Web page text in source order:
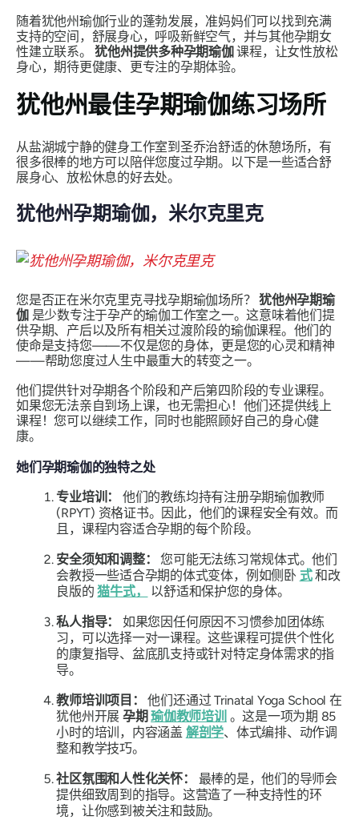
随着犹他州瑜伽行业的蓬勃发展，准妈妈们可以找到充满
支持的空间，舒展身心，呼吸新鲜空气，并与其他孕期女
性建立联系。犹他州提供多种孕期瑜伽课程，让女性放松
身心，期待更健康、更专注的孕期体验。
犹他州最佳孕期瑜伽练习场所
从盐湖城宁静的健身工作室到圣乔治舒适的休憩场所，有
很多很棒的地方可以陪伴您度过孕期。以下是一些适合舒
展身心、放松休息的好去处。
犹他州孕期瑜伽，米尔克里克
您是否正在米尔克里克寻找孕期瑜伽场所？犹他州孕期瑜
伽 是少数专注于孕产的瑜伽工作室之一。这意味着他们提
供孕期、产后以及所有相关过渡阶段的瑜伽课程。他们的
使命是支持您——不仅是您的身体，更是您的心灵和精神
——帮助您度过人生中最重大的转变之一。
他们提供针对孕期各个阶段和产后第四阶段的专业课程。
如果您无法亲自到场上课，也无需担心！他们还提供线上
课程！您可以继续工作，同时也能照顾好自己的身心健
康。
她们孕期瑜伽的独特之处
专业培训：
他们的教练均持有注册孕期瑜伽教师
(RPYT) 资格证书。因此，他们的课程安全有效。而
且，课程内容适合孕期的每个阶段。
安全须知和调整：
您可能无法练习常规体式。他们
会教授一些适合孕期的体式变体，例如侧卧 式和改
良版的猫牛式，
以舒适和保护您的身体。
私人指导：
如果您因任何原因不习惯参加团体练
习，可以选择一对一课程。这些课程可提供个性化
的康复指导、盆底肌支持或针对特定身体需求的指
导。
教师培训项目：
他们还通过 Trinatal Yoga School 在
犹他州开展 孕期瑜伽教师培训 。这是一项为期 85
小时的培训，内容涵盖 解剖学、体式编排、动作调
整和教学技巧。
社区氛围和人性化关怀：
最棒的是，他们的导师会
提供细致周到的指导。这营造了一种支持性的环
境，让你感到被关注和鼓励。